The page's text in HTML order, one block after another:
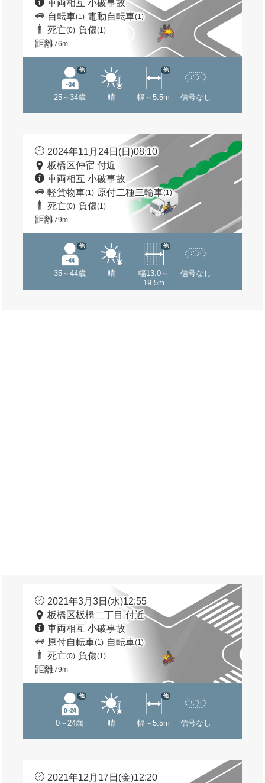
車両相互 小破事故
自転車(1) 電動自転車(1)
死亡(0) 負傷(1)
距離76m
25～34歳
他
晴 幅～5.5m
他
信号なし
2024年11月24日(日)08:10
板橋区仲宿 付近
車両相互 小破事故
軽貨物車(1) 原付二種二輪車(1)
死亡(0) 負傷(1)
距離79m
35～44歳
他
晴
幅13.0～
19.5m
他
信号なし
2021年3月3日(水)12:55
板橋区板橋二丁目 付近
車両相互 小破事故
原付自転車(1) 自転車(1)
死亡(0) 負傷(1)
距離79m
0～24歳
他
晴 幅～5.5m
他
信号なし
2021年12月17日(金)12:20